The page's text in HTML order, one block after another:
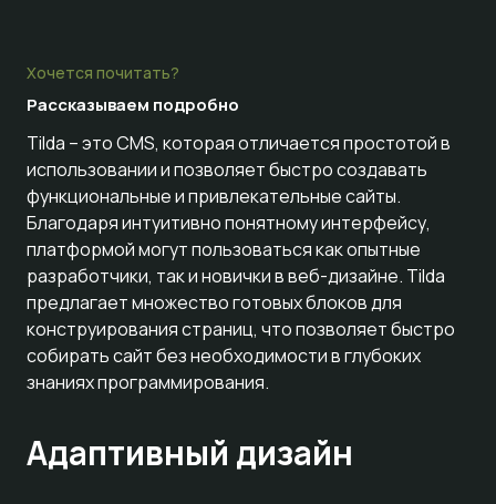
Хочется почитать?
Рассказываем подробно
Tilda – это CMS, которая отличается простотой в
использовании и позволяет быстро создавать
функциональные и привлекательные сайты.
Благодаря интуитивно понятному интерфейсу,
платформой могут пользоваться как опытные
разработчики, так и новички в веб-дизайне. Tilda
предлагает множество готовых блоков для
конструирования страниц, что позволяет быстро
собирать сайт без необходимости в глубоких
знаниях программирования.
Адаптивный дизайн